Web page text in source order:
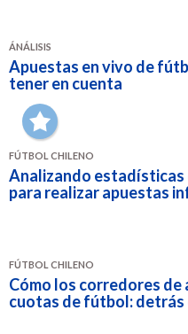
ÁNÁLISIS
Apuestas en vivo de
tener en cuenta
FÚTBOL CHILENO
Analizando
para realizar apuestas
FÚTBOL CHILENO
Cómo los corredores
cuotas de fútbol: detrás